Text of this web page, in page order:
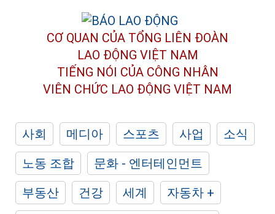
CƠ QUAN CỦA TỔNG LIÊN ĐOÀN
LAO ĐỘNG VIỆT NAM
TIẾNG NÓI CỦA CÔNG NHÂN
VIÊN CHỨC LAO ĐỘNG VIỆT NAM
사회 메디아 스포츠 사업
소식
노동 조합
문화 - 엔터테인먼트
부동산
건강 세계
자동차 +